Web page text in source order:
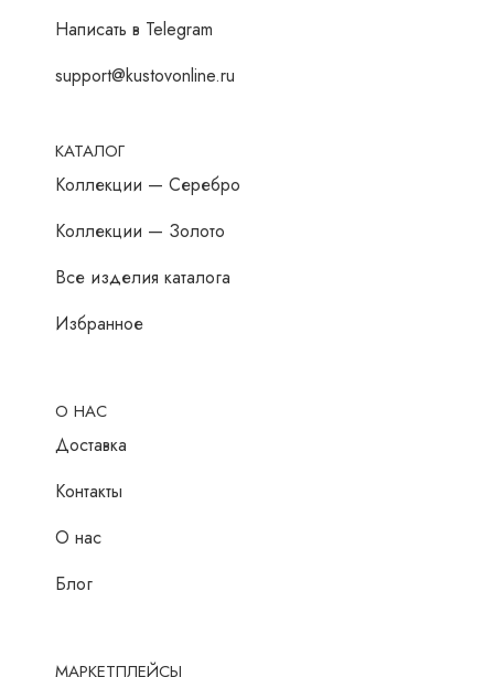
Написать в Telegram
support@kustovonline.ru
КАТАЛОГ
Коллекции — Серебро
Коллекции — Золото
Все изделия каталога
Избранное
О НАС
Доставка
Контакты
О нас
Блог
МАРКЕТПЛЕЙСЫ